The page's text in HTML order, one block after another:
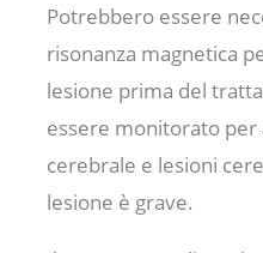
Potrebbero essere
risonanza magnetica
lesione prima del
essere monitorato
cerebrale e lesioni
lesione è grave.